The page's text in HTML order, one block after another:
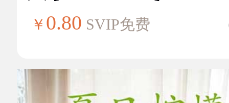
￥ 0.80 SVIP免费